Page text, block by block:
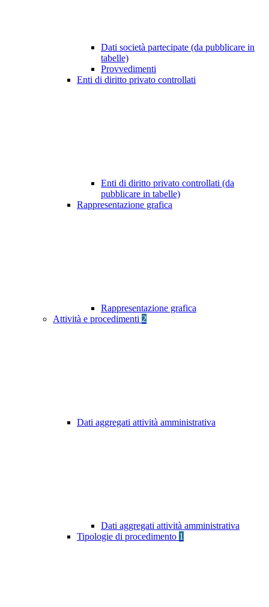
Dati società partecipate (da pubblicare in
tabelle)
Provvedimenti
Enti di diritto privato controllati
Enti di diritto privato controllati (da
pubblicare in tabelle)
Rappresentazione grafica
Rappresentazione grafica
Attività e procedimenti 2
Dati aggregati attività amministrativa
Dati aggregati attività amministrativa
Tipologie di procedimento 1